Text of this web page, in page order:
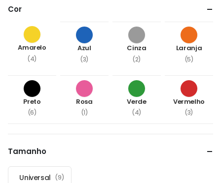
Cor
Amarelo
(4)
Azul
(3)
Cinza
(2)
Laranja
(5)
Preto
(6)
Rosa
(1)
Verde
(4)
Vermelho
(3)
Tamanho
Universal (9)